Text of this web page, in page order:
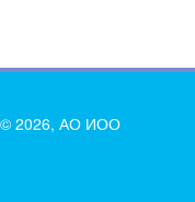
© 2026, АО ИОО